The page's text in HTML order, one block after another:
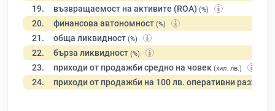
19. възвращаемост на активите (ROA) (%)
20. финансова автономност (%)
21. обща ликвидност (%)
22. бърза ликвидност (%)
23. приходи от продажби средно на човек (хил. лв.)
24. приходи от продажби на 100 лв. оперативни разходи